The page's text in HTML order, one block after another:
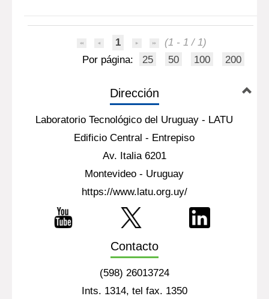
1
(1 - 1 / 1)
Por página:
25 50 100 200
Dirección
Laboratorio Tecnológico del Uruguay - LATU
Edificio Central - Entrepiso
Av. Italia 6201
Montevideo - Uruguay
https://www.latu.org.uy/
Contacto
(598) 26013724
Ints. 1314, tel fax. 1350